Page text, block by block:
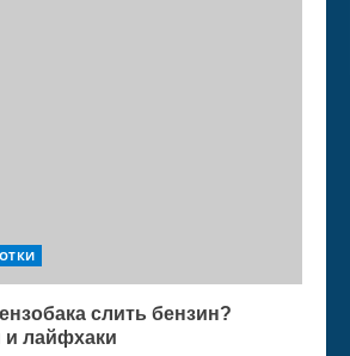
слить бензин?
и лайфхаки